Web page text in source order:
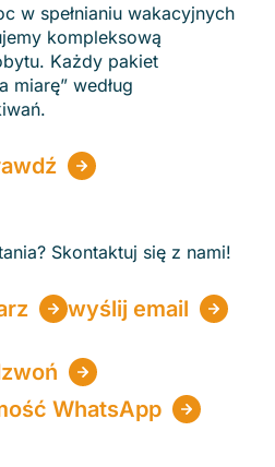
w spełnianiu wakacyjnych
kompleksową
Każdy pakiet
miarę” według
Skontaktuj się z nami!
wyślij email
WhatsApp